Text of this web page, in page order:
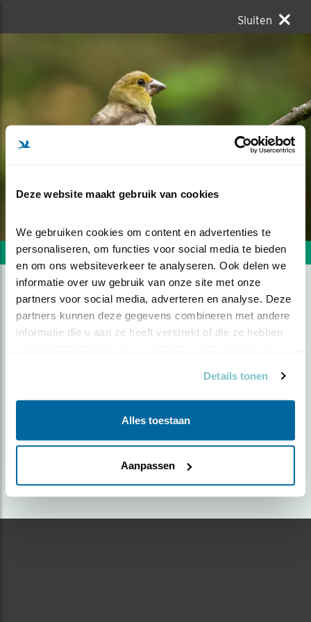
Deze website maakt gebruik van cookies
We gebruiken cookies om content en advertenties te
personaliseren, om functies voor social media te bieden
en om ons websiteverkeer te analyseren. Ook delen we
informatie over uw gebruik van onze site met onze
partners voor social media, adverteren en analyse. Deze
partners kunnen deze gegevens combineren met andere
informatie die u aan ze heeft verstrekt of die ze hebben
Details tonen
Alles toestaan
Aanpassen
Sluiten
Volgende foto Vorige foto
JONGE APPELVINK
Foto genomen in: Boshut Nistelrode